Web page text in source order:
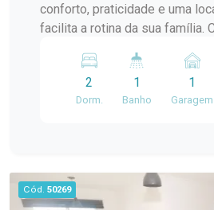
conforto, praticidade e uma
facilita a rotina da sua família.
estrutura de condomínio
segurança, o imóvel é uma
quem busca qualidade de vida
vias da cidade, oferecendo
supermercados, farmácias,
2
Dorm.
1
Banho
1
Garagem
Cód. 50269